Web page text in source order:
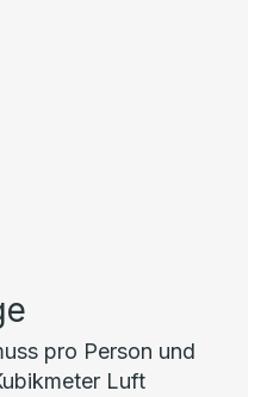
pro Person und
Luft